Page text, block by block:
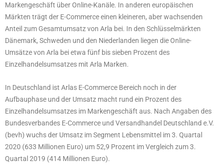
Markengeschäft über Online-Kanäle. In anderen europäischen
Märkten trägt der E-Commerce einen kleineren, aber wachsenden
Anteil zum Gesamtumsatz von Arla bei. In den Schlüsselmärkten
Dänemark, Schweden und den Niederlanden liegen die Online-
Umsätze von Arla bei etwa fünf bis sieben Prozent des
Einzelhandelsumsatzes mit Arla Marken.
In Deutschland ist Arlas E-Commerce Bereich noch in der
Aufbauphase und der Umsatz macht rund ein Prozent des
Einzelhandelsumsatzes im Markengeschäft aus. Nach Angaben des
Bundesverbandes E-Commerce und Versandhandel Deutschland e.V.
(bevh) wuchs der Umsatz im Segment Lebensmittel im 3. Quartal
2020 (633 Millionen Euro) um 52,9 Prozent im Vergleich zum 3.
Quartal 2019 (414 Millionen Euro).